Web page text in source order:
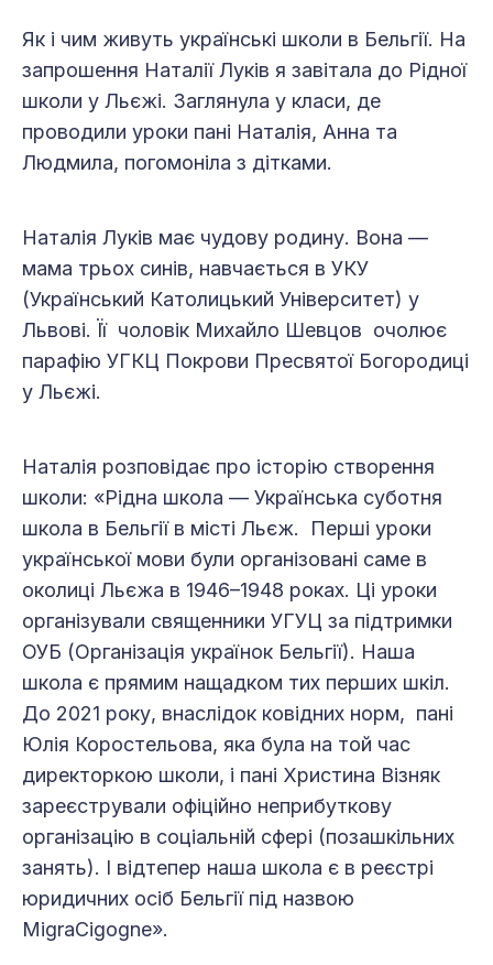
Як і чим живуть українські школи в Бельгії. На
запрошення Наталії Луків я завітала до Рідної
школи у Льєжі. Заглянула у класи, де
проводили уроки пані Наталія, Анна та
Людмила, погомоніла з дітками.
Наталія Луків має чудову родину. Вона —
мама трьох синів, навчається в УКУ
(Український Католицький Університет) у
Львові. Її чоловік Михайло Шевцов очолює
парафію УГКЦ Покрови Пресвятої Богородиці
у Льєжі.
Наталія розповідає про історію створення
школи: «Рідна школа — Українська суботня
школа в Бельгії в місті Льєж. Перші уроки
української мови були організовані саме в
околиці Льєжа в 1946–1948 роках. Ці уроки
організували священники УГУЦ за підтримки
ОУБ (Організація українок Бельгії). Наша
школа є прямим нащадком тих перших шкіл.
До 2021 року, внаслідок ковідних норм, пані
Юлія Коростельова, яка була на той час
директоркою школи, і пані Христина Візняк
зареєстрували офіційно неприбуткову
організацію в соціальній сфері (позашкільних
занять). І відтепер наша школа є в реєстрі
юридичних осіб Бельгії під назвою
MigraCigogne».